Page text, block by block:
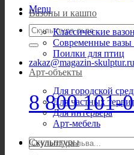
Menu
Искать:
zakaz@magazin-skulptur.ru
8 800 101-
Искать:
Вазоны и кашпо
Классические
Современные
Поилки для птиц
Арт-объекты
Для городской
Для частных
Для интерьера
Арт-мебель
Скульптуры